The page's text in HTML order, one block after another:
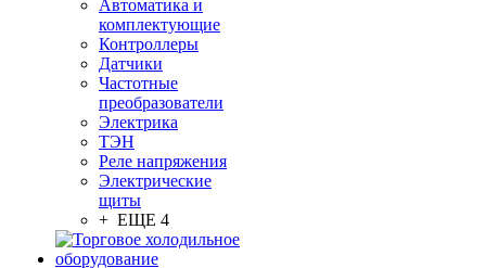
Автоматика и
комплектующие
Контроллеры
Датчики
Частотные
преобразователи
Электрика
ТЭН
Реле напряжения
Электрические
щиты
+ ЕЩЕ 4